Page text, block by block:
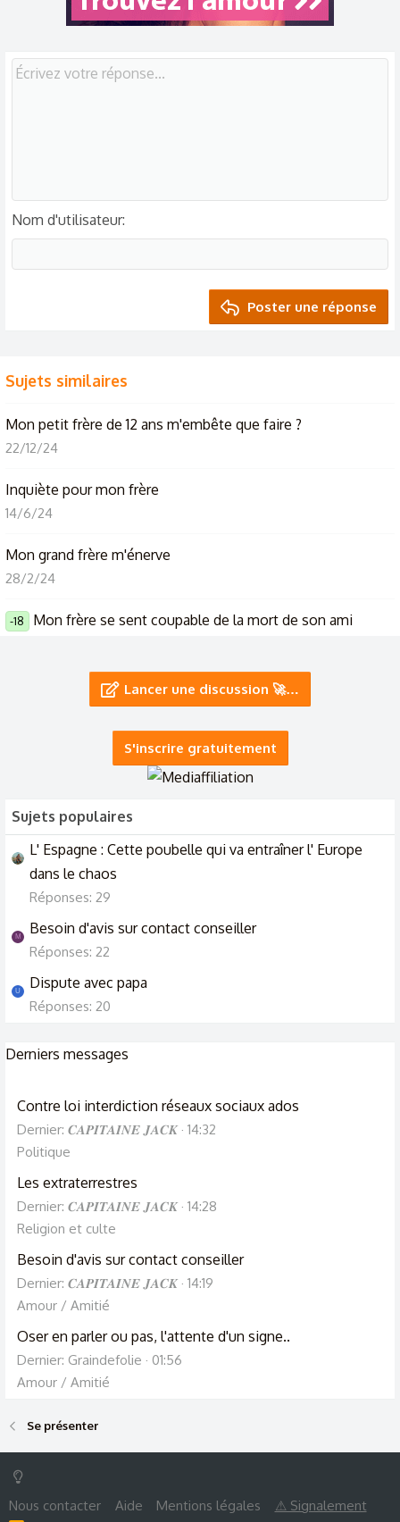
Nom d'utilisateur
Poster une réponse
Sujets similaires
Mon petit frère de 12 ans m'embête que faire ?
22/12/24
Inquiète pour mon frère
14/6/24
Mon grand frère m'énerve
28/2/24
-18 Mon frère se sent coupable de la mort de son ami
Mon frère me mine le moral...Lancer une discussion 🚀…
S'inscrire gratuitement
Sujets populaires
L' Espagne : Cette poubelle qui va entraîner l' Europe
dans le chaos
Réponses: 29
M Besoin d'avis sur contact conseiller
Réponses: 22
U Dispute avec papa
Réponses: 20
Derniers messages
Contre loi interdiction réseaux sociaux ados
Dernier: 𝑪𝑨𝑷𝑰𝑻𝑨𝑰𝑵𝑬 𝑱𝑨𝑪𝑲 14:32
Politique
Les extraterrestres
Dernier: 𝑪𝑨𝑷𝑰𝑻𝑨𝑰𝑵𝑬 𝑱𝑨𝑪𝑲 14:28
Religion et culte
Besoin d'avis sur contact conseiller
Dernier: 𝑪𝑨𝑷𝑰𝑻𝑨𝑰𝑵𝑬 𝑱𝑨𝑪𝑲 14:19
Amour / Amitié
Oser en parler ou pas, l'attente d'un signe..
Dernier: Graindefolie
01:56
Amour / Amitié
Se présenter
Nous contacter Aide Mentions légales ⚠ Signalement